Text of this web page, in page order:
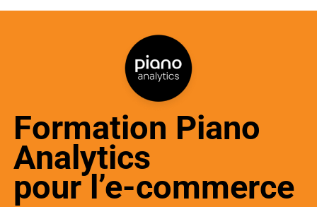
Formation Piano
Analytics
pour l’e-commerce